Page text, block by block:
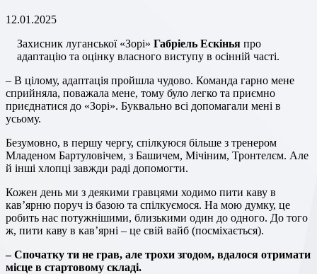
12.01.2025
Захисник луганської «Зорі» Габріель Ескінья про
адаптацію та оцінку власного виступу в осінній часті.
– В цілому, адаптація пройшла чудово. Команда гарно мене
сприйняла, поважала мене, тому було легко та приємно
приєднатися до «Зорі». Буквально всі допомагали мені в
усьому.
Безумовно, в першу чергу, спілкуюся більше з тренером
Младеном Бартуловічем, з Башичем, Мічіним, Тронтелєм. Але
й інші хлопці завжди раді допомогти.
Кожен день ми з деякими гравцями ходимо пити каву в
кав’ярню поруч із базою та спілкуємося. На мою думку, це
робить нас потужнішими, близькими один до одного. До того
ж, пити каву в кав’ярні – це свій вайб (посміхається).
– Спочатку ти не грав, але трохи згодом, вдалося отримати
місце в стартовому складі.